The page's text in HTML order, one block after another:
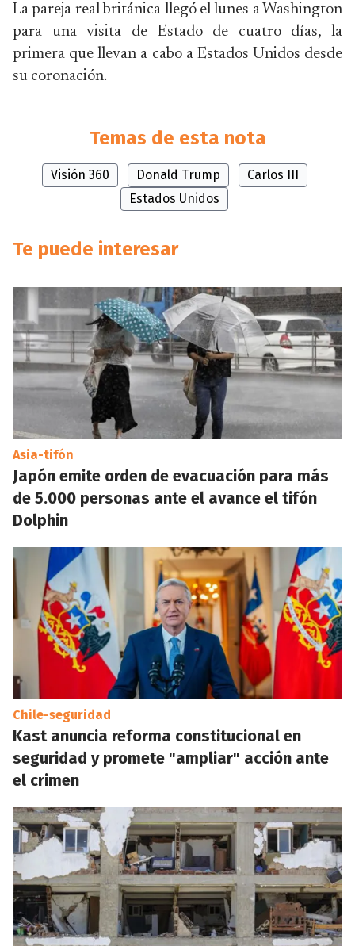
La pareja real británica llegó el lunes a Washington
para una visita de Estado de cuatro días, la
primera que llevan a cabo a Estados Unidos desde
su coronación.
Temas de esta nota
Visión 360 Donald Trump
Carlos III
Estados Unidos
Te puede interesar
Asia-tifón
Japón emite orden de evacuación para más
de 5.000 personas ante el avance el tifón
Dolphin
Chile-seguridad
Kast anuncia reforma constitucional en
seguridad y promete "ampliar" acción ante
el crimen